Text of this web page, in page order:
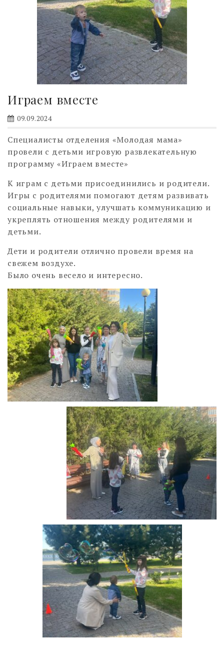
Играем вместе
09.09.2024
Специалисты отделения «Молодая мама»
провели с детьми игровую развлекательную
программу «Играем вместе»
К играм с детьми присоединились и родители.
Игры с родителями помогают детям развивать
социальные навыки, улучшать коммуникацию и
укреплять отношения между родителями и
детьми.
Дети и родители отлично провели время на
свежем воздухе.
Было очень весело и интересно.